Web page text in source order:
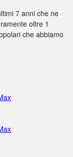
7 anni che ne
oltre 1
che abbiamo